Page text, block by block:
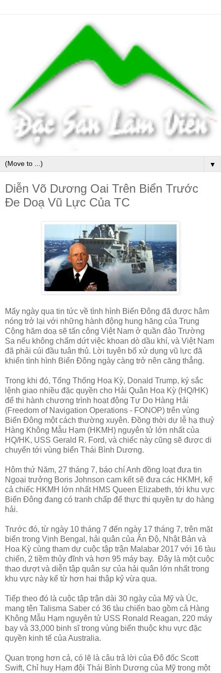
▼
Diễn Võ Dương Oai Trên Biển Trước
Đe Doạ Vũ Lực Của TC
Mấy ngày qua tin tức về tình hình Biển Đông đã được hâm
nóng trở lại với những hành động hung hăng của Trung
Cộng hăm doạ sẽ tấn công Việt Nam ở quần đảo Trường
Sa nếu không chấm dứt việc khoan dò dầu khí, và Việt Nam
đã phải cúi đầu tuân thủ. Lời tuyên bố xử dụng vũ lực đã
khiến tình hình Biển Đông ngày càng trở nên căng thẳng.
Trong khi đó, Tổng Thống Hoa Kỳ, Donald Trump, ký sắc
lệnh giao nhiều đặc quyền cho Hải Quân Hoa Kỳ (HQ/HK)
để thi hành chương trình hoạt động Tự Do Hàng Hải
(Freedom of Navigation Operations - FONOP) trên vùng
Biển Đông một cách thường xuyên. Đồng thời dự lễ hạ thuỷ
Hàng Không Mẫu Hạm (HKMH) nguyên tử lớn nhất của
HQ/HK, USS Gerald R. Ford, và chiếc này cũng sẽ được di
chuyển tới vùng biển Thái Bình Dương.
Hôm thứ Năm, 27 tháng 7, báo chí Anh đồng loạt đưa tin
Ngoại trưởng Boris Johnson cam kết sẽ đưa các HKMH, kể
cả chiếc HKMH lớn nhất HMS Queen Elizabeth, tới khu vực
Biển Đông đang có tranh chấp để thực thi quyền tự do hàng
hải.
Trước đó, từ ngày 10 tháng 7 đến ngày 17 tháng 7, trên mặt
biển trong Vịnh Bengal, hải quân của Ấn Độ, Nhật Bản và
Hoa Kỳ cùng tham dự cuộc tập trận Malabar 2017 với 16 tàu
chiến, 2 tiềm thủy đĩnh và hơn 95 máy bay. Đây là một cuộc
thao dượt và diễn tập quân sự của hải quân lớn nhất trong
khu vực này kể từ hơn hai thập kỷ vừa qua.
Tiếp theo đó là cuộc tập trận dài 30 ngày của Mỹ và Úc,
mang tên Talisma Saber có 36 tàu chiến bao gồm cả Hàng
Không Mẫu Hạm nguyên tử USS Ronald Reagan, 220 máy
bay và 33,000 binh sĩ trong vùng biển thuộc khu vực đặc
quyền kinh tế của Australia.
Quan trọng hơn cả, có lẽ là câu trả lời của Đô đốc Scott
Swift, Chỉ huy Hạm đội Thái Bình Dương của Mỹ trong một